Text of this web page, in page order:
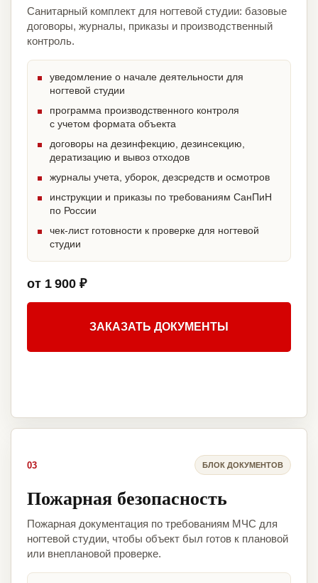
Санитарный комплект для ногтевой студии: базовые
договоры, журналы, приказы и производственный
контроль.
уведомление о начале деятельности для
ногтевой студии
программа производственного контроля
с учетом формата объекта
договоры на дезинфекцию, дезинсекцию,
дератизацию и вывоз отходов
журналы учета, уборок, дезсредств и осмотров
инструкции и приказы по требованиям СанПиН
по России
чек-лист готовности к проверке для ногтевой
студии
от 1 900 ₽
ЗАКАЗАТЬ ДОКУМЕНТЫ
03 БЛОК ДОКУМЕНТОВ
Пожарная безопасность
Пожарная документация по требованиям МЧС для
ногтевой студии, чтобы объект был готов к плановой
или внеплановой проверке.